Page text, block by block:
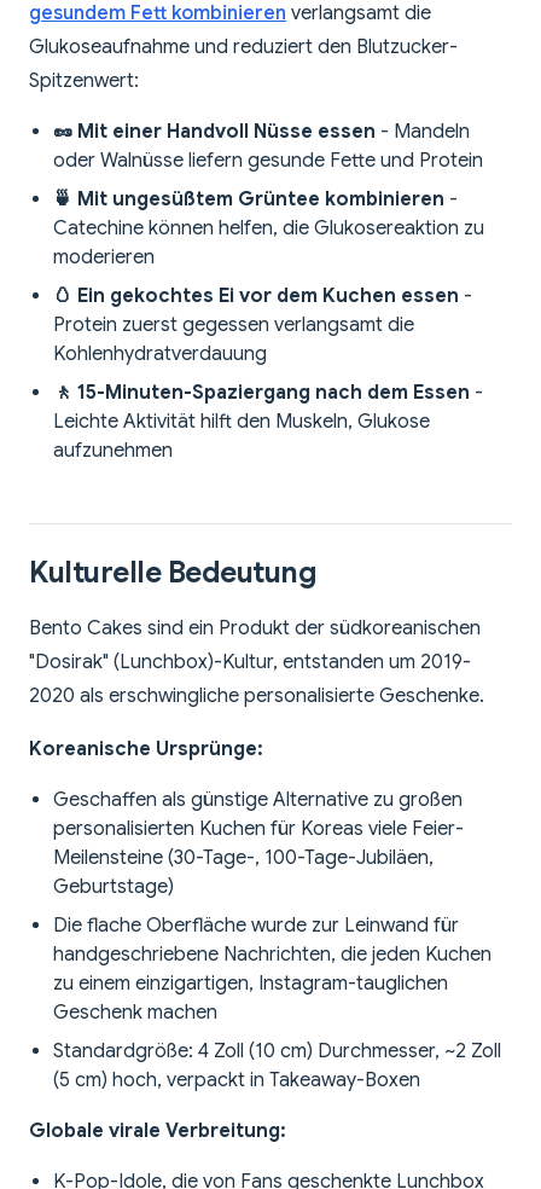
gesundem Fett kombinieren verlangsamt die
Glukoseaufnahme und reduziert den Blutzucker-
Spitzenwert:
🥜 Mit einer Handvoll Nüsse essen - Mandeln
oder Walnüsse liefern gesunde Fette und Protein
🍵 Mit ungesüßtem Grüntee kombinieren -
Catechine können helfen, die Glukosereaktion zu
moderieren
🥚 Ein gekochtes Ei vor dem Kuchen essen -
Protein zuerst gegessen verlangsamt die
Kohlenhydratverdauung
🚶 15-Minuten-Spaziergang nach dem Essen -
Leichte Aktivität hilft den Muskeln, Glukose
aufzunehmen
Kulturelle Bedeutung
Bento Cakes sind ein Produkt der südkoreanischen
"Dosirak" (Lunchbox)-Kultur, entstanden um 2019-
2020 als erschwingliche personalisierte Geschenke.
Koreanische Ursprünge:
Geschaffen als günstige Alternative zu großen
personalisierten Kuchen für Koreas viele Feier-
Meilensteine (30-Tage-, 100-Tage-Jubiläen,
Geburtstage)
Die flache Oberfläche wurde zur Leinwand für
handgeschriebene Nachrichten, die jeden Kuchen
zu einem einzigartigen, Instagram-tauglichen
Geschenk machen
Standardgröße: 4 Zoll (10 cm) Durchmesser, ~2 Zoll
(5 cm) hoch, verpackt in Takeaway-Boxen
Globale virale Verbreitung:
K-Pop-Idole, die von Fans geschenkte Lunchbox